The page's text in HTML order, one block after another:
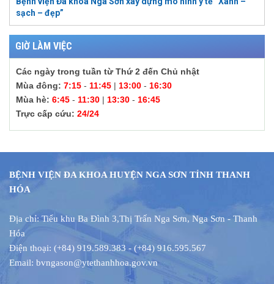
sạch – đẹp”
GIỜ LÀM VIỆC
Các ngày trong tuần từ Thứ 2 đến Chủ nhật
Mùa đông: 7:15 - 11:45 | 13:00 - 16:30
Mùa hè: 6:45 - 11:30 | 13:30 - 16:45
Trực cấp cứu: 24/24
BỆNH VIỆN ĐA KHOA HUYỆN NGA SƠN TỈNH THANH
HÓA
Địa chỉ: Tiểu khu Ba Đình 3,Thị Trấn Nga Sơn, Nga Sơn - Thanh
Hóa
Điện thoại: (+84) 919.589.383 - (+84) 916.595.567
Email: bvngason@ytethanhhoa.gov.vn